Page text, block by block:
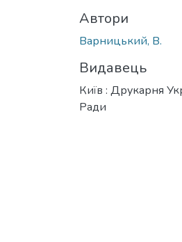
Автори
Варницький, В.
Видавець
Київ : Друкарня
Ради